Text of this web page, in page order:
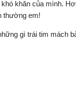
khăn của mình.
thường em!
gì trái tim mách